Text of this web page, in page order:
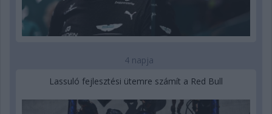
4 napja
Lassuló fejlesztési ütemre számít a Red Bull